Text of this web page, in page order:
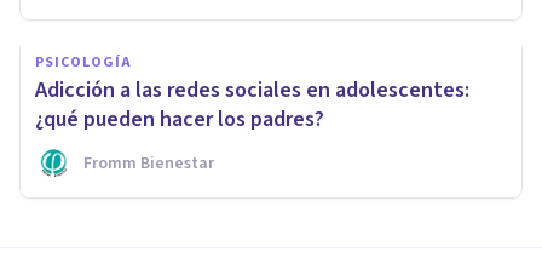
PSICOLOGÍA
Adicción a las redes sociales en adolescentes:
¿qué pueden hacer los padres?
Fromm Bienestar